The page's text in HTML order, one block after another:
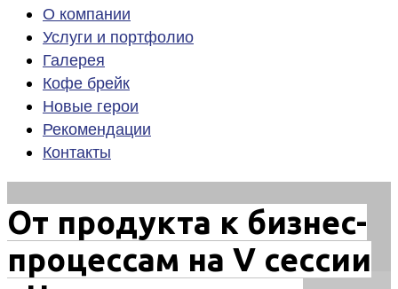
О компании
Услуги и портфолио
Галерея
Кофе брейк
Новые герои
Рекомендации
Контакты
От продукта к бизнес-
процессам на V сессии